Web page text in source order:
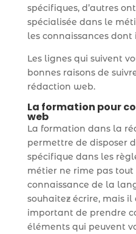
spécifiques, d’autres
spécialisée dans le
les connaissances
Les lignes qui suivent
bonnes raisons de
rédaction web.
La formation pour
web
La formation dans la
permettre de disposer
spécifique dans les
métier ne rime pas
connaissance de la
souhaitez écrire, mais
important de prendre
éléments qui peuvent